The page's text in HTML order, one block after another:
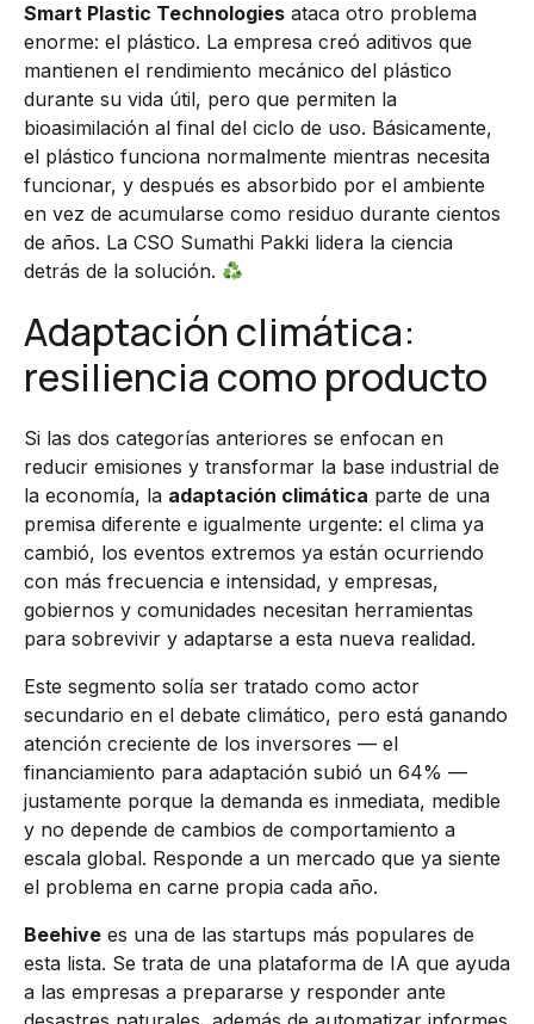
Smart Plastic Technologies ataca otro problema
enorme: el plástico. La empresa creó aditivos que
mantienen el rendimiento mecánico del plástico
durante su vida útil, pero que permiten la
bioasimilación al final del ciclo de uso. Básicamente,
el plástico funciona normalmente mientras necesita
funcionar, y después es absorbido por el ambiente
en vez de acumularse como residuo durante cientos
de años. La CSO Sumathi Pakki lidera la ciencia
detrás de la solución.
Adaptación climática:
resiliencia como producto
Si las dos categorías anteriores se enfocan en
reducir emisiones y transformar la base industrial de
la economía, la adaptación climática parte de una
premisa diferente e igualmente urgente: el clima ya
cambió, los eventos extremos ya están ocurriendo
con más frecuencia e intensidad, y empresas,
gobiernos y comunidades necesitan herramientas
para sobrevivir y adaptarse a esta nueva realidad.
Este segmento solía ser tratado como actor
secundario en el debate climático, pero está ganando
atención creciente de los inversores — el
financiamiento para adaptación subió un 64% —
justamente porque la demanda es inmediata, medible
y no depende de cambios de comportamiento a
escala global. Responde a un mercado que ya siente
el problema en carne propia cada año.
Beehive es una de las startups más populares de
esta lista. Se trata de una plataforma de IA que ayuda
a las empresas a prepararse y responder ante